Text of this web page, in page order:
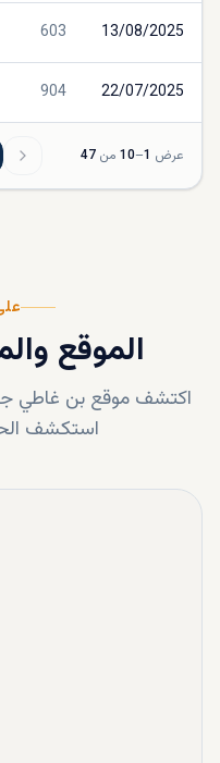
13/08/2025
603
22/07/2025
904
عرض 1
–
10 من 47
الموقع
اكتشف موقع بن غاطي
استكشف